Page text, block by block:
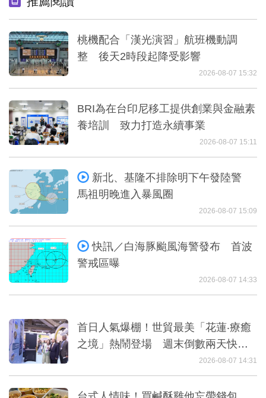
桃機配合「漢光演習」航班機動調
整 後天2時段起降受影響
2026-08-07 15:32
BRI為在台印尼移工提供創業與金融素
養培訓 致力打造永續事業
2026-08-07 15:11
新北、基隆不排除明下午發陸警
馬祖明晚進入暴風圈
2026-08-07 15:09
快訊／白海豚颱風海警發布 首波
警戒區曝
2026-08-07 14:33
首日人氣爆棚！世貿最美「花蓮‧療癒
之境」熱鬧登場 週末倒數兩天快帶
2026-08-07 14:31